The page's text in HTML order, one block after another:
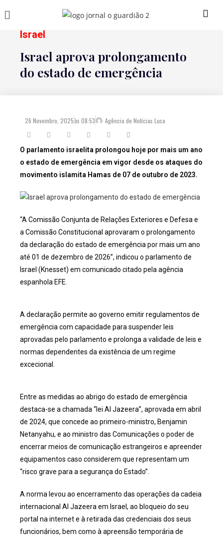
Israel
Israel aprova prolongamento
do estado de emergência
26 Novembro, 2025às 08:53 Agência de Notícias Lusa
O parlamento israelita prolongou hoje por mais um ano
o estado de emergência em vigor desde os ataques do
movimento islamita Hamas de 07 de outubro de 2023.
“A Comissão Conjunta de Relações Exteriores e Defesa e
a Comissão Constitucional aprovaram o prolongamento
da declaração do estado de emergência por mais um ano
até 01 de dezembro de 2026”, indicou o parlamento de
Israel (Knesset) em comunicado citado pela agência
espanhola EFE.
A declaração permite ao governo emitir regulamentos de
emergência com capacidade para suspender leis
aprovadas pelo parlamento e prolonga a validade de leis e
normas dependentes da existência de um regime
excecional.
Entre as medidas ao abrigo do estado de emergência
destaca-se a chamada “lei Al Jazeera”, aprovada em abril
de 2024, que concede ao primeiro-ministro, Benjamin
Netanyahu, e ao ministro das Comunicações o poder de
encerrar meios de comunicação estrangeiros e apreender
equipamentos caso considerem que representam um
“risco grave para a segurança do Estado”.
A norma levou ao encerramento das operações da cadeia
internacional Al Jazeera em Israel, ao bloqueio do seu
portal na internet e à retirada das credenciais dos seus
funcionários, bem como à apreensão temporária de